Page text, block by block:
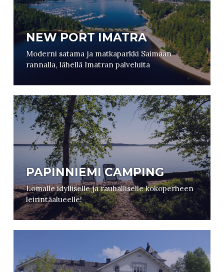
NEW PORT IMATRA
Moderni satama ja matkaparkki Saimaan
rannalla, lähellä Imatran palveluita
PAPINNIEMI CAMPING
Lomalle idylliselle ja rauhalliselle kokoperheen
leirintäalueelle!